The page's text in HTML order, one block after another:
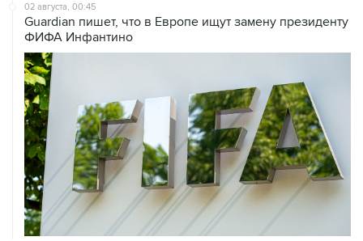
02 августа, 00:45
Guardian пишет, что в Европе ищут замену президенту
ФИФА Инфантино